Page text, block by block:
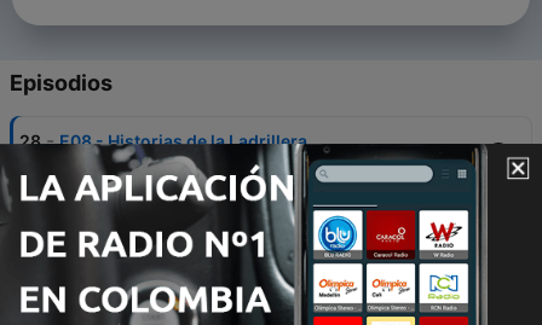
Episodios
28 - E08 - Historias de la Ladrillera
06 dic. 2020
E07 - Antigua huesped
06 dic. 2020
26 - E06 - La Carroza